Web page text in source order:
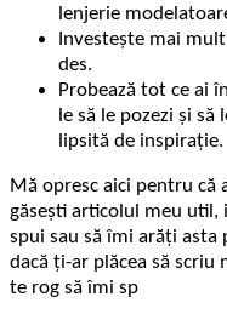
lenjerie
Investește mai
des.
Probează tot ce ai
le să le pozezi și
lipsită de inspirație.
Mă opresc aici pentru că
găsești articolul meu util,
spui sau să îmi arăți asta
dacă ți-ar plăcea să scriu
te rog să îmi sp